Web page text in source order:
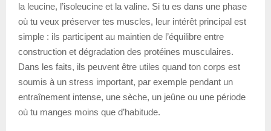
la leucine, l’isoleucine et la valine. Si tu es dans une phase
où tu veux préserver tes muscles, leur intérêt principal est
simple : ils participent au maintien de l’équilibre entre
construction et dégradation des protéines musculaires.
Dans les faits, ils peuvent être utiles quand ton corps est
soumis à un stress important, par exemple pendant un
entraînement intense, une sèche, un jeûne ou une période
où tu manges moins que d’habitude.